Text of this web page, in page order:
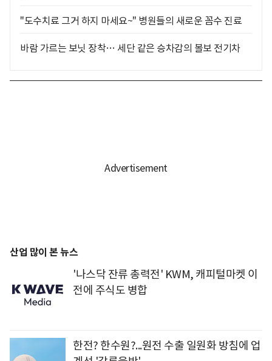
"도수치료 그거 하지 마세요~" 병원들의 새로운 꼼수 진료
바람 가르는 보닛 장착… 세단 같은 승차감의 볼보 전기차
산업 많이 본 뉴스
'나스닥 잔류 총력전' KWM, 캐피털마켓 이
전에 주식도 병합
한전? 한수원?...원전 수출 일원화 방침에 업